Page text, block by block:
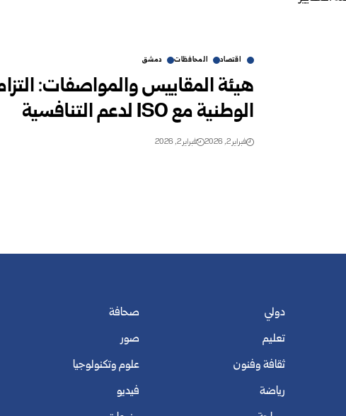
اقتصاد المحافظات دمشق
هيئة المقاييس والمواصفات:
الوطنية مع ISO لدعم التنافسية
فبراير 2, 2026 فبراير 2, 2026
دولي
تعليم
ثقافة وفنون
رياضة
صحافة
صور
علوم وتكنولوجيا
فيديو